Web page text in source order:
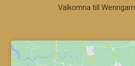
Välkomna till